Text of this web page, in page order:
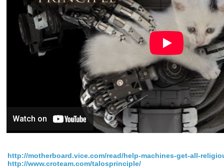
http://motherboard.vice.com/read/help-machines-get-all-
http://www.croteam.com/talosprinciple/